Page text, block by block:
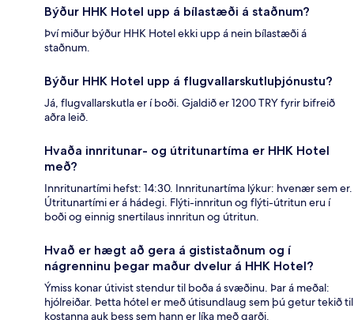
Býður HHK Hotel upp á bílastæði á staðnum?
Því miður býður HHK Hotel ekki upp á nein bílastæði á
staðnum.
Býður HHK Hotel upp á flugvallarskutluþjónustu?
Já, flugvallarskutla er í boði. Gjaldið er 1200 TRY fyrir bifreið
aðra leið.
Hvaða innritunar- og útritunartíma er HHK Hotel
með?
Innritunartími hefst: 14:30. Innritunartíma lýkur: hvenær sem er.
Útritunartími er á hádegi. Flýti-innritun og flýti-útritun eru í
boði og einnig snertilaus innritun og útritun.
Hvað er hægt að gera á gististaðnum og í
nágrenninu þegar maður dvelur á HHK Hotel?
Ýmiss konar útivist stendur til boða á svæðinu. Þar á meðal:
hjólreiðar. Þetta hótel er með útisundlaug sem þú getur tekið til
kostanna auk þess sem hann er líka með garði.